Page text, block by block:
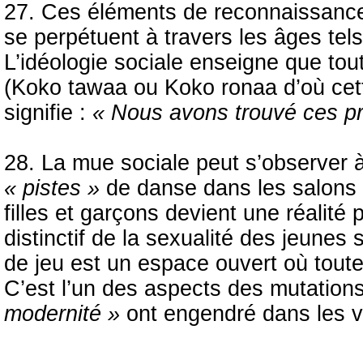
27. Ces éléments de
se perpétuent à travers les âges
L’idéologie sociale enseigne que
(Koko tawaa ou Koko ronaa d’où
signifie : « Nous avons trouvé ces
28. La mue sociale peut s’observer
« pistes » de danse dans les
filles et garçons devient une réalité
distinctif de la sexualité des jeunes
de jeu est un espace ouvert où
C’est l’un des aspects des
modernité » ont engendré dans les